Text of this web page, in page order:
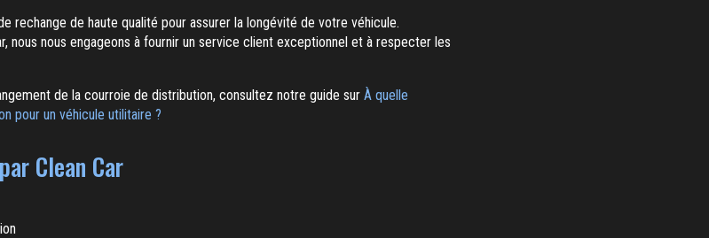
rechange de haute qualité pour assurer la longévité de votre véhicule.
nous nous engageons à fournir un service client exceptionnel et à respecter les
de la courroie de distribution, consultez notre guide sur À quelle
pour un véhicule utilitaire ?
Clean Car